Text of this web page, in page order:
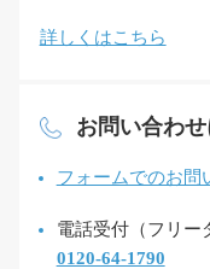
詳しくはこちら
お問い合わ
フォームでのお問
電話受付（フリー
0120-64-1790